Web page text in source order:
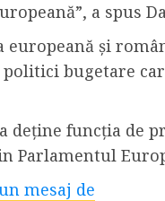
a spus
și
bugetare
deține funcția de
Parlamentul
mesaj de
te
primele
4